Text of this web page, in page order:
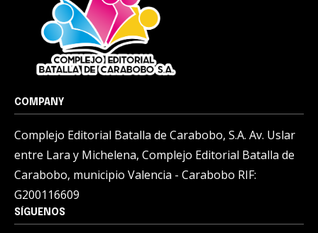
COMPANY
Complejo Editorial Batalla de Carabobo, S.A. Av. Uslar
entre Lara y Michelena, Complejo Editorial Batalla de
Carabobo, municipio Valencia - Carabobo RIF:
G200116609
SÍGUENOS